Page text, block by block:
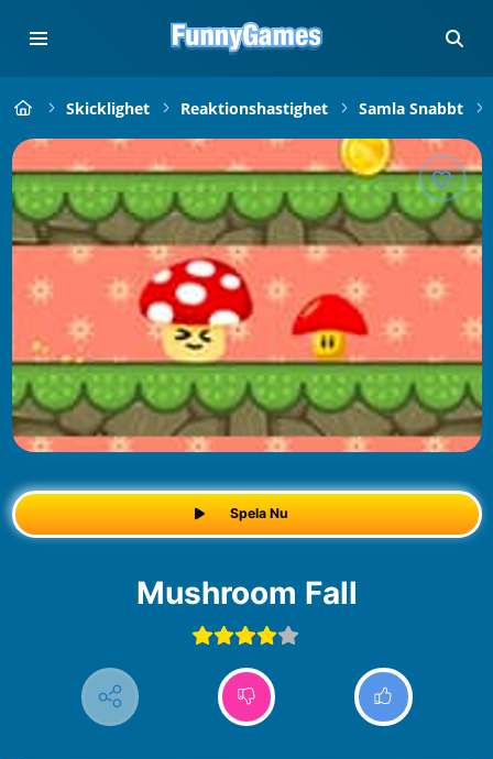
Skicklighet Reaktionshastighet Samla Snabbt
Spela Nu
Mushroom Fall